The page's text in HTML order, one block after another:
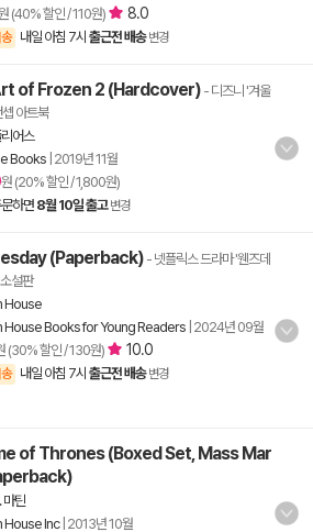
(40% 할인 / 110원) 8.0
내일 아침 7시 출근전 배송 변경
of Frozen 2 (Hardcover) - 디즈니 '겨울
아트북
어스
Books 2019년 11월
원 (20% 할인 / 1,800원)
하면8월 10일 출고 변경
(Paperback)- 넷플릭스 드라마 '웬즈데
설판
House
House Books for Young Readers 2024년 09월
(30% 할인 / 130원) 10.0
내일 아침 7시 출근전 배송 변경
of Thrones (Boxed Set, Mass Mar
마틴
House Inc| 2013년 10월